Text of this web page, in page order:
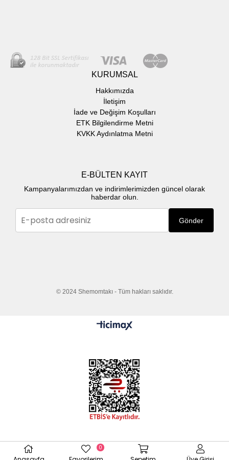
KURUMSAL
Hakkımızda
İletişim
İade ve Değişim Koşulları
ETK Bilgilendirme Metni
KVKK Aydınlatma Metni
E-BÜLTEN KAYIT
Kampanyalarımızdan ve indirimlerimizden güncel olarak
haberdar olun.
Gönder
© 2024 Shemomtakı - Tüm hakları saklıdır.
0